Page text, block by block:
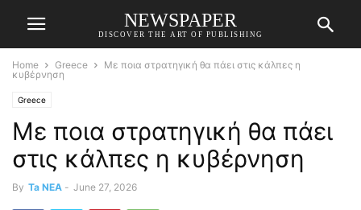
NEWSPAPER
DISCOVER THE ART OF PUBLISHING
Home Greece
Με ποια στρατηγική θα πάει στις κάλπες η
κυβέρνηση
Greece
Με ποια στρατηγική θα πάει
στις κάλπες η κυβέρνηση
By Ta NEA - June 27, 2026